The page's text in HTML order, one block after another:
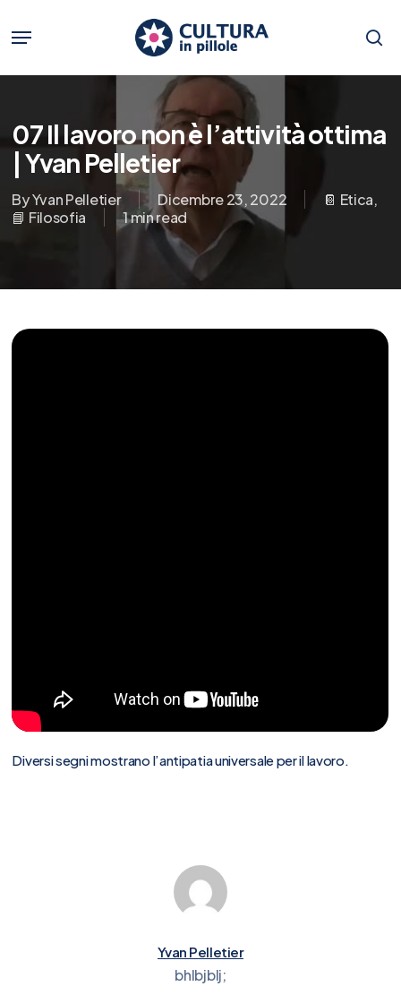
main
content
Menu
07 Il lavoro non è l’attività ottima
| Yvan Pelletier
ByYvan Pelletier Dicembre 23, 2022 📔 Etica,
📘 Filosofia
1 min read
Diversi segni mostrano l’antipatia universale per il lavoro.
Yvan Pelletier
bhlbjblj;